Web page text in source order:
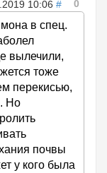
10:06 # 0
в спец.
вылечили,
тоже
перекисью,
Но
почвы
у кого была